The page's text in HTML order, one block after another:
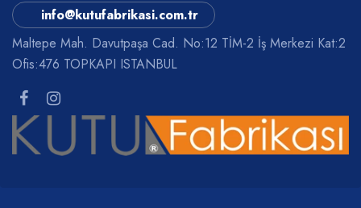
info@kutufabrikasi.com.tr
Maltepe Mah. Davutpaşa Cad. No:12 TİM-2 İş Merkezi Kat:2
Ofis:476 TOPKAPI ISTANBUL